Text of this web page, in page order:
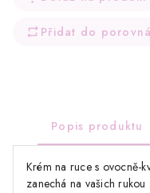
Přidat do
Popis produktu
Krém na ruce s ovocně-
zanechá na vašich rukou